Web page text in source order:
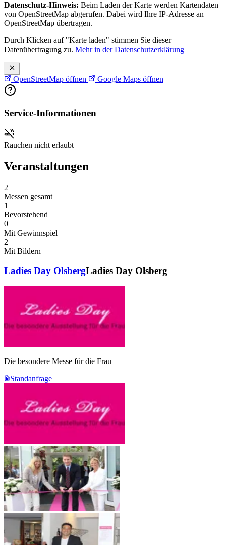
Datenschutz-Hinweis: Beim Laden der Karte werden Kartendaten
von OpenStreetMap abgerufen. Dabei wird Ihre IP-Adresse an
OpenStreetMap übertragen.
Durch Klicken auf "Karte laden" stimmen Sie dieser
Datenübertragung zu. Mehr in der Datenschutzerklärung
OpenStreetMap öffnen Google Maps öffnen
Service-Informationen
Rauchen nicht erlaubt
Veranstaltungen
2
Messen gesamt
1
Bevorstehend
0
Mit Gewinnspiel
2
Mit Bildern
Ladies Day OlsbergLadies Day Olsberg
Die besondere Messe für die Frau
Standanfrage